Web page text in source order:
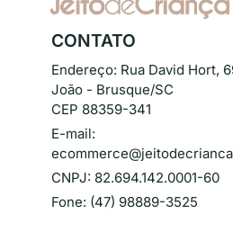
CONTATO
Endereço: Rua David Hort,
João - Brusque/SC
CEP 88359-341
E-mail:
CNPJ: 82.694.142.0001-60
Fone: (47) 98889-3525